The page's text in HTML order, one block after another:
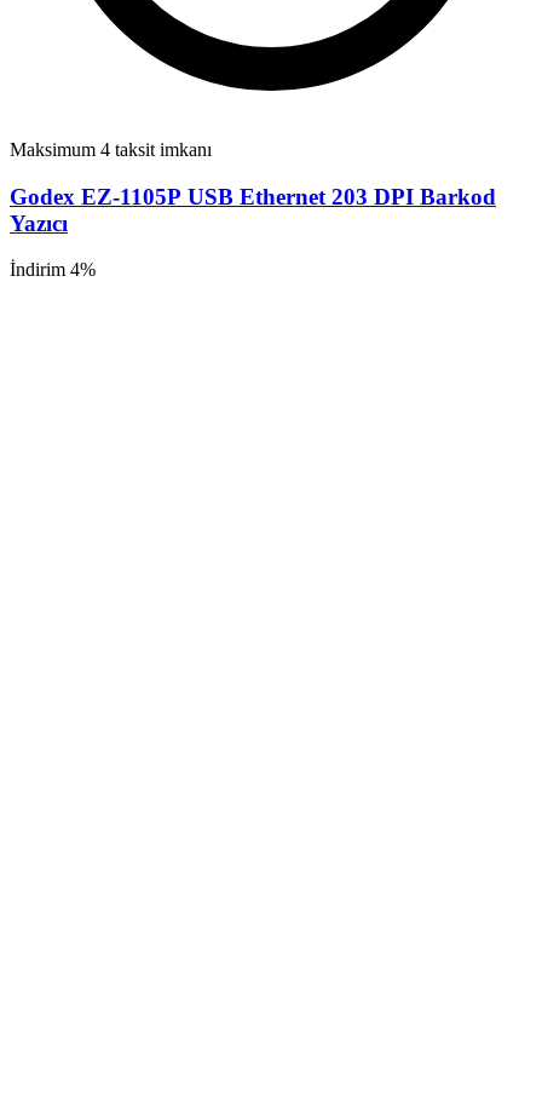
Maksimum 4 taksit imkanı
Godex EZ-1105P USB Ethernet 203 DPI Barkod
Yazıcı
İndirim 4%